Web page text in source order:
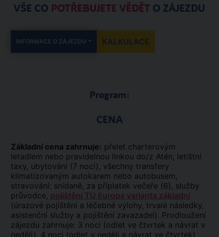
VŠE CO POTŘEBUJETE VĚDĚT O ZÁJEZDU
INFORMACE O ZÁJEZDU KALKULACE
Program:
CENA
Základní cena zahrnuje: přelet charterovým
letadlem nebo pravidelnou linkou do/z Atén, letištní
taxy, ubytování (7 nocí), všechny transfery
klimatizovaným autokarem nebo autobusem,
stravování: snídaně, za příplatek večeře (6), služby
průvodce, pojištění TU Europa varianta základní
(úrazové pojištění a léčebné výlohy, trvalé následky,
asistenční služby a pojištění zavazadel). Prodloužení
zájezdu zahrnuje: 3 noci (odlet ve čtvrtek a návrat v
neděli), 4 noci (odlet v neděli a návrat ve čtvrtek)